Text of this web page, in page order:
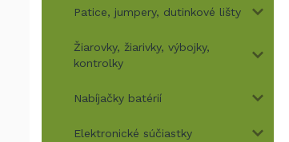
Patice, jumpery, dutinkové lišty
Žiarovky, žiarivky, výbojky,
kontrolky
Nabíjačky batérií
Elektronické súčiastky